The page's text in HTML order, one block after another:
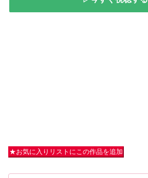
★お気に入りリストにこの作品を追加